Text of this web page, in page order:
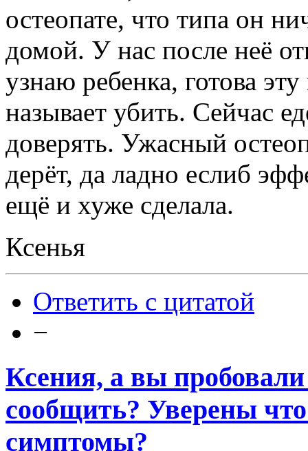
остеопате, что типа он
домой. У нас после неё
узнаю ребенка, готова
называет убить. Сейчас
доверять. Ужасный
дерёт, да ладно еслиб
ещё и хуже сделала.
Ксенья
Ответить с цитатой
−
Ксения, а вы
сообщить? Уверены
симптомы?